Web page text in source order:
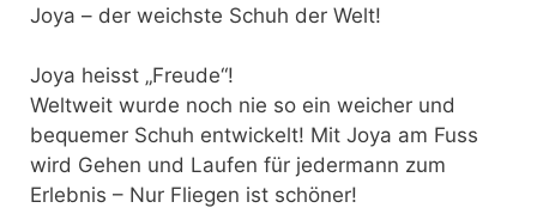
Joya – der weichste Schuh der Welt!
Joya heisst „Freude“!
Weltweit wurde noch nie so ein weicher und
bequemer Schuh entwickelt! Mit Joya am Fuss
wird Gehen und Laufen für jedermann zum
Erlebnis – Nur Fliegen ist schöner!